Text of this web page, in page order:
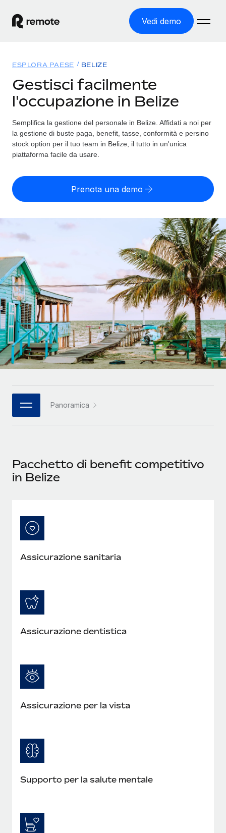
Vedi demo
ASSUMI NEL MONDO
Global Payroll
Gestisci il payroll a norma, in tutta semplicità
Employer of Record
Contractor Management
Affidati agli esperti per la gestione HR e la
compliance globale
Soluzioni
COPERTURA GLOBALE
Ricerca paesi
Trova i servizi di supporto all’impiego per ogni Paese
Confronta Remote
Scopri come ci confrontiamo con gli altri
Integra l'HR globale nella tua piattaforma in modo
CASE STUDIES
Tariffe
English
Deutsch
Español
Italiano
Português (Portugal)
日本語
한국어
中文（简体）
Login
ESPLORA PAESE BELIZE
Gestisci facilmente
l'occupazione in Belize
Semplifica la gestione del personale in Belize. Affidati a noi per
la gestione di buste paga, benefit, tasse, conformità e persino
stock option per il tuo team in Belize, il tutto in un'unica
piattaforma facile da usare.
Prenota una demo
Panoramica
Pacchetto di benefit competitivo
in Belize
Assicurazione sanitaria
Assicurazione dentistica
Assicurazione per la vista
Supporto per la salute mentale